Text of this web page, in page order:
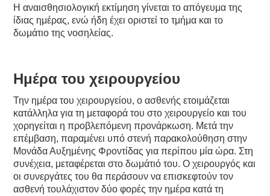
Η αναισθησιολογική εκτίμηση γίνεται το απόγευμα της
ίδιας ημέρας, ενώ ήδη έχει οριστεί το τμήμα και το
δωμάτιο της νοσηλείας.
Ημέρα του χειρουργείου
Την ημέρα του χειρουργείου, ο ασθενής ετοιμάζεται
κατάλληλα για τη μεταφορά του στο χειρουργείο και του
χορηγείται η προβλεπόμενη προνάρκωση. Μετά την
επέμβαση, παραμένει υπό στενή παρακολούθηση στην
Μονάδα Αυξημένης Φροντίδας για περίπου μία ώρα. Στη
συνέχεια, μεταφέρεται στο δωμάτιό του. Ο χειρουργός και
οι συνεργάτες του θα περάσουν να επισκεφτούν τον
ασθενή τουλάχιστον δύο φορές την ημέρα κατά τη